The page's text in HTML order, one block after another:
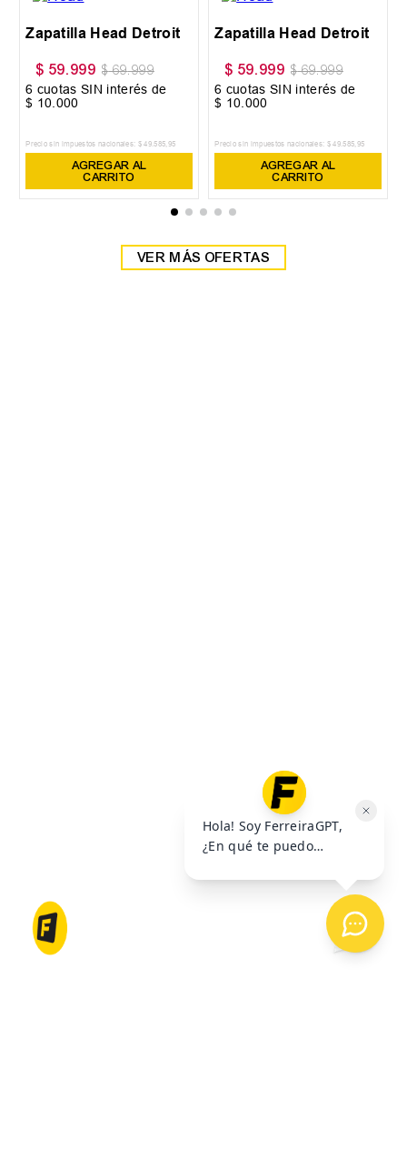
Zapatilla Head Detroit
$ 59.999 $ 69.999
6 cuotas SIN interés de
$ 10 000
Precio sin impuestos nacionales: $ 49.585,95
AGREGAR AL
CARRITO
Zapatilla Head Detroit
$ 59.999 $ 69.999
6 cuotas SIN interés de
$ 10 000
Precio sin impuestos nacionales: $ 49.585,95
AGREGAR AL
CARRITO
VER MÁS OFERTAS